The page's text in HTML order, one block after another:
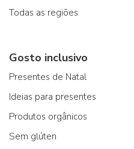
Todas as regiões
Gosto inclusivo
Presentes de Natal
Ideias para presentes
Produtos orgânicos
Sem glúten